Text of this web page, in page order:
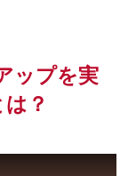
ップを実
？